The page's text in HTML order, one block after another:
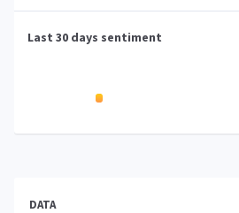
Last 30 days sentiment
DATA